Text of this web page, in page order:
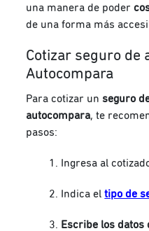
una manera de poder
de una forma más
Cotizar seguro de
Autocompara
Para cotizar unseguro
autocompara, te
pasos:
Ingresa al
Indica el tipo de
Escribe los datos